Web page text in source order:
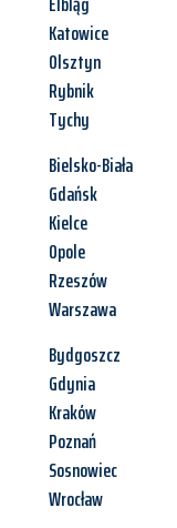
Katowice
Olsztyn
Rybnik
Tychy
Bielsko-Biała
Gdańsk
Kielce
Opole
Rzeszów
Warszawa
Bydgoszcz
Gdynia
Kraków
Poznań
Sosnowiec
Wrocław